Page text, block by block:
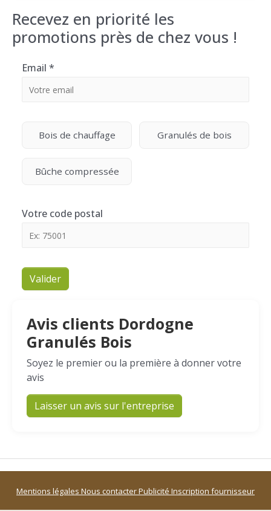
Recevez en priorité les
promotions près de chez vous !
Email *
Bois de chauffage Granulés de bois
Bûche compressée
Votre code postal
Valider
Avis clients Dordogne
Granulés Bois
Soyez le premier ou la première à donner votre
avis
Laisser un avis sur l'entreprise
Mentions légales Nous contacterPublicité Inscription fournisseur